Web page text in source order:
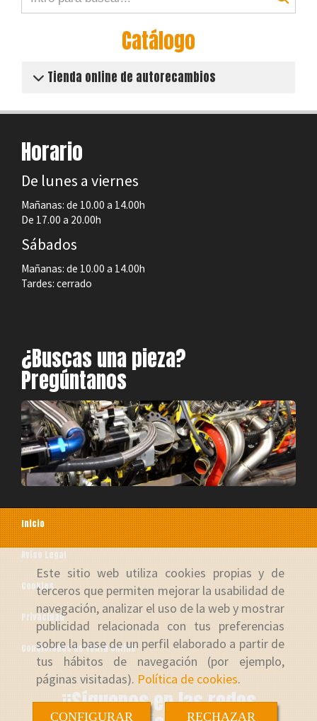
Este sitio web utiliza cookies propias y de
terceros que permiten mejorar la usabilidad de
navegación, analizar el uso de la web y mostrar
publicidad relacionada con tus preferencias
sobre la base de un perfil elaborado a partir de
tus hábitos de navegación (por ejemplo,
páginas visitadas). Política de cookies.
CONFIGURAR RECHAZAR
Catálogo
Tienda online de autorecambios
Horario
De lunes a viernes
Mañanas: de 10.00 a 14.00h
De 17.00 a 20.00h
Sábados
Mañanas: de 10.00 a 14.00h
Tardes: cerrado
¿Buscas una pieza?
Pregúntanos
Inicio
Aviso Legal
Cookies
Privacidad
Condiciones de venta online
¡¡Síguenos en las redes